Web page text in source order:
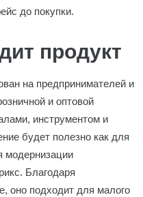
до покупки.
продукт
на предпринимателей и
и оптовой
инструментом и
будет полезно как для
модернизации
Благодаря
оно подходит для малого